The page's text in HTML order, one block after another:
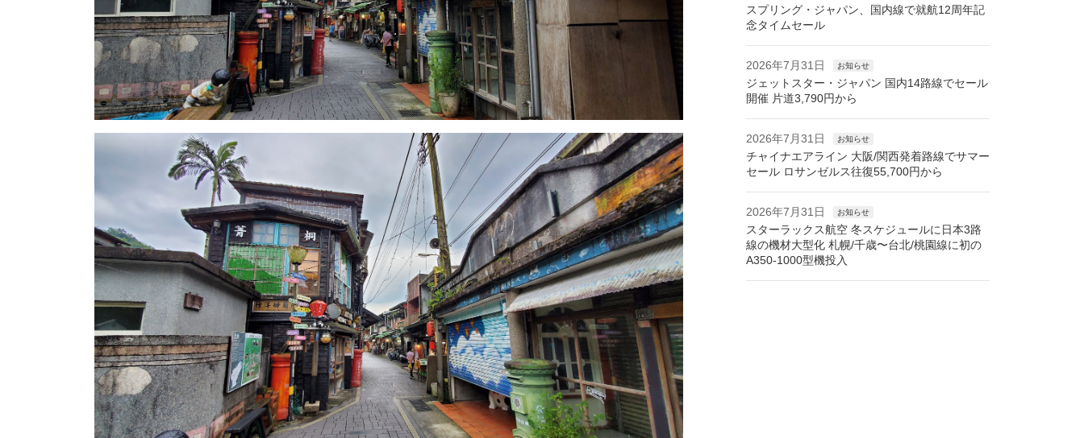
スプリング・ジャパン、国内線で就航12周年記
念タイムセール
2026年7月31日 お知らせ
ジェットスター・ジャパン 国内14路線でセール
開催 片道3,790円から
2026年7月31日 お知らせ
チャイナエアライン 大阪/関西発着路線でサマー
セール ロサンゼルス往復55,700円から
2026年7月31日 お知らせ
スターラックス航空 冬スケジュールに日本3路
線の機材大型化 札幌/千歳〜台北/桃園線に初の
A350-1000型機投入